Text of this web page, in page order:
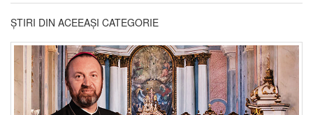
ȘTIRI DIN ACEEAȘI CATEGORIE